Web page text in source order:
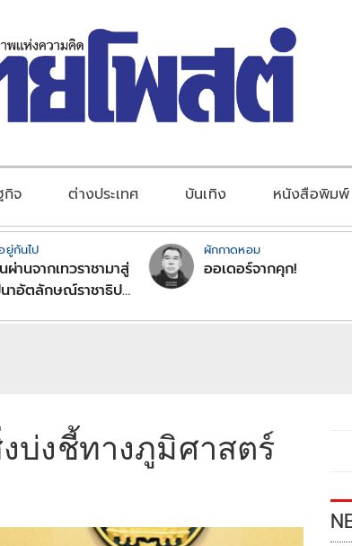
กิจ ต่างประเทศ บันเทิง หนังสือพิมพ์
ยู่กันไป
ผ่านจากเทวราชามาสู่
าอัตลักษณ์ราชาธิป
ผักกาดหอม
ออเดอร์จากคุก!
บ่งชี้ทางภูมิศาสตร์